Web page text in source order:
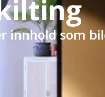
innhold som